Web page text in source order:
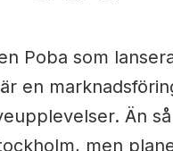
Poba som
en
Än
men